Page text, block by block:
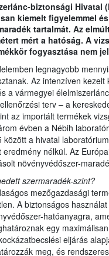
biztonsági
kiemelt figyelemmel
tartalmát. Az
mért a hatóság. A
fogyasztása nem
legnagyobb
Az intenzíven
a vármegyei
terv – a
az importált termékek
évben a Nébih
között a hivatal
nélkül. Az
növényvédőszer-
szermaradék-szint?
mezőgazdasági
A biztonságos
hatóanyagra,
egy
eljárás
meg, és